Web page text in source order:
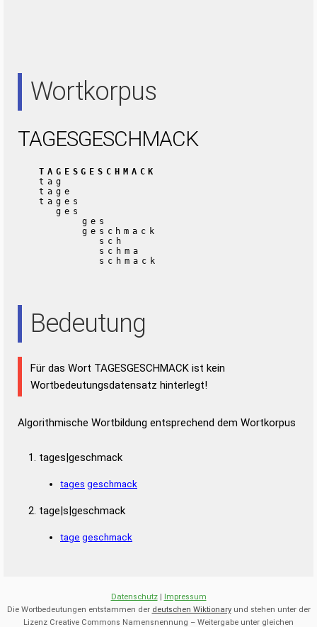
Wortkorpus
TAGESGESCHMACK
TAGESGESCHMACK
tag
tage
tages
ges
ges
geschmack
sch
schma
schmack
Bedeutung
Für das Wort TAGESGESCHMACK ist kein
Wortbedeutungsdatensatz hinterlegt!
Algorithmische Wortbildung entsprechend dem Wortkorpus
tages|geschmack
tages geschmack
tage|s|geschmack
tage geschmack
Datenschutz| Impressum
Die Wortbedeutungen entstammen der deutschen Wiktionaryund stehen unter der
Lizenz Creative Commons Namensnennung – Weitergabe unter gleichen